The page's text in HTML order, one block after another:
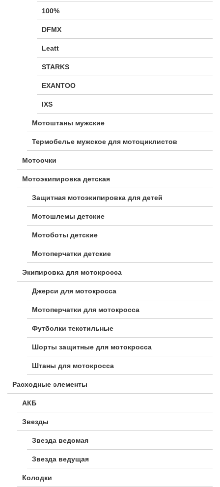
100%
DFMX
Leatt
STARKS
EXANTOO
IXS
Мотоштаны мужские
Термобелье мужское для мотоциклистов
Мотоочки
Мотоэкипировка детская
Защитная мотоэкипировка для детей
Мотошлемы детские
Мотоботы детские
Мотоперчатки детские
Экипировка для мотокросса
Джерси для мотокросса
Мотоперчатки для мотокросса
Футболки текстильные
Шорты защитные для мотокросса
Штаны для мотокросса
Расходные элементы
АКБ
Звезды
Звезда ведомая
Звезда ведущая
Колодки